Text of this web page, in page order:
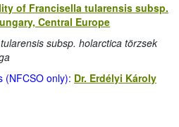
of Francisella tularensis subsp.
Central Europe
subsp. holarctica törzsek
(NFCSO only): Dr. Erdélyi Károly